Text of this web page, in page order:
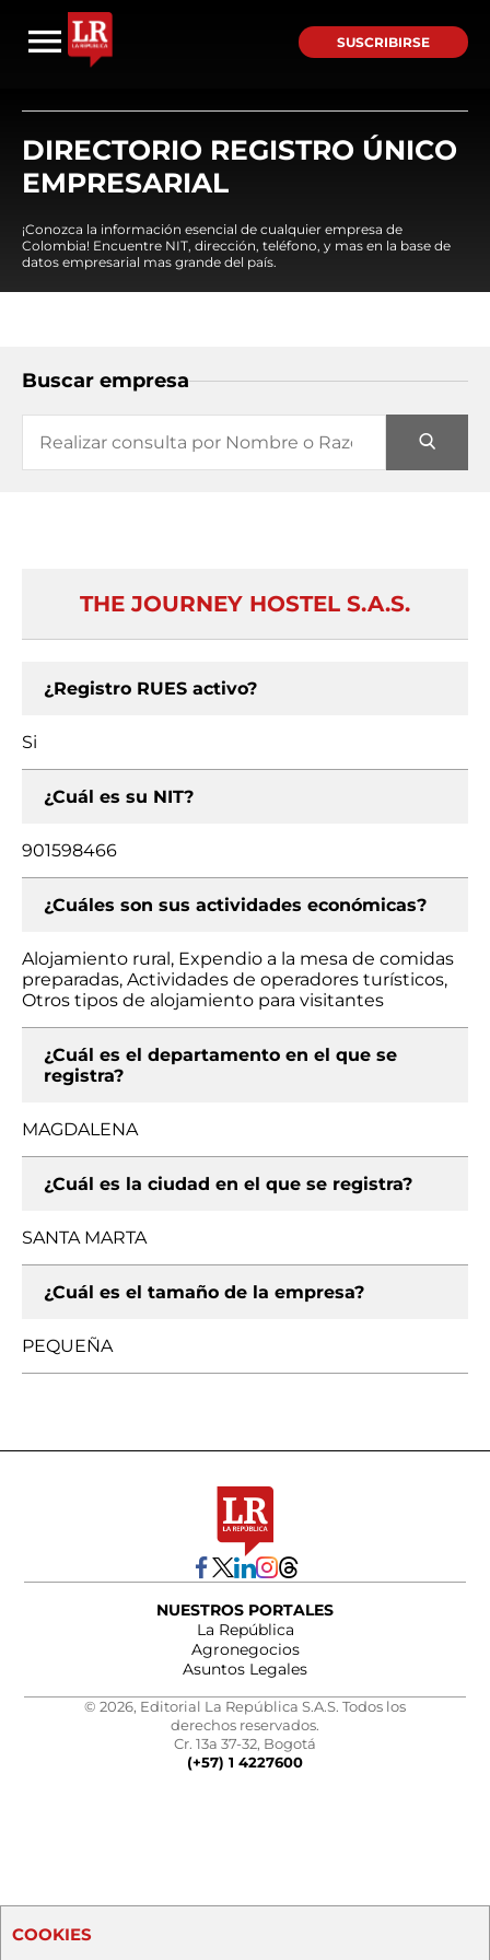
SUSCRIBIRSE
DIRECTORIO REGISTRO ÚNICO
EMPRESARIAL
¡Conozca la información esencial de cualquier empresa de
Colombia! Encuentre NIT, dirección, teléfono, y mas en la base de
datos empresarial mas grande del país.
Buscar empresa
THE JOURNEY HOSTEL S.A.S.
¿Registro RUES activo?
Si
¿Cuál es su NIT?
901598466
¿Cuáles son sus actividades económicas?
Alojamiento rural, Expendio a la mesa de comidas
preparadas, Actividades de operadores turísticos,
Otros tipos de alojamiento para visitantes
¿Cuál es el departamento en el que se
registra?
MAGDALENA
¿Cuál es la ciudad en el que se registra?
SANTA MARTA
¿Cuál es el tamaño de la empresa?
PEQUEÑA
NUESTROS PORTALES
La República
Agronegocios
Asuntos Legales
© 2026, Editorial La República S.A.S. Todos los
derechos reservados.
Cr. 13a 37-32, Bogotá
(+57) 1 4227600
COOKIES